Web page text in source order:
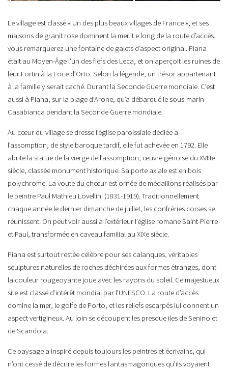
Le village est classé « Un des plus beaux villages de France », et ses
maisons de granit rose dominent la mer. Le long de la route d’accès,
vous remarquerez une fontaine de galets d’aspect original. Piana
était au Moyen-Âge l’un des fiefs des Leca, et on aperçoit les ruines de
leur Fortin à la Foce d’Orto. Selon la légende, un trésor appartenant
à la famille y serait caché. Durant la Seconde Guerre mondiale. C’est
aussi à Piana, sur la plage d’Arone, qu’a débarqué le sous-marin
Casabianca pendant la Seconde Guerre mondiale.
Au cœur du village se dresse l’église paroissiale dédiée a
l’assomption, de style baroque tardif, elle fut achevée en 1792. Elle
abrite la statue de la vierge de l’assomption, œuvre génoise du XVIIIe
siècle, classée monument historique. Sa porte axiale est en bois
polychrome. La voute du chœur est ornée de médaillons réalisés par
le peintre Paul Mathieu Lovellini (1831-1919). Traditionnellement
chaque année le dernier dimanche de juillet, les confréries corses se
réunissent. On peut voir aussi a l’extérieur l’église romane Saint-Pierre
et Paul, transformée en caveau familial au XIXe siècle.
Piana est surtout restée célèbre pour ses calanques, véritables
sculptures naturelles de roches déchirées aux formes étranges, dont
la couleur rougeoyante joue avec les rayons du soleil. Ce majestueux
site est classé d’intérêt mondial par l’UNESCO. La route d’accès
domine la mer, le golfe de Porto, et les reliefs escarpés lui donnent un
aspect vertigineux. Au loin se découpent les presque iles de Senino et
de Scandola.
Ce paysage a inspiré depuis toujours les peintres et écrivains, qui
n’ont cessé de décrire les formes fantasmagoriques qu’ils voyaient